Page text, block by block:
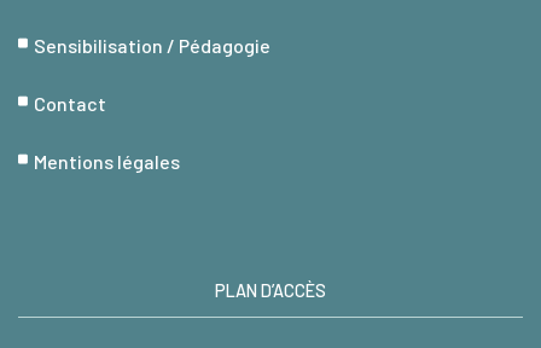
Sensibilisation / Pédagogie
Contact
Mentions légales
PLAN D’ACCÈS